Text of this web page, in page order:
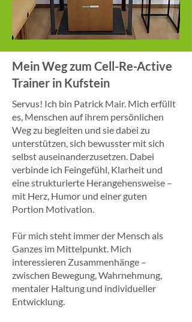
Mein Weg zum Cell-Re-Active
Trainer in Kufstein
Servus! Ich bin Patrick Mair. Mich erfüllt
es, Menschen auf ihrem persönlichen
Weg zu begleiten und sie dabei zu
unterstützen, sich bewusster mit sich
selbst auseinanderzusetzen. Dabei
verbinde ich Feingefühl, Klarheit und
eine strukturierte Herangehensweise –
mit Herz, Humor und einer guten
Portion Motivation.
Für mich steht immer der Mensch als
Ganzes im Mittelpunkt. Mich
interessieren Zusammenhänge –
zwischen Bewegung, Wahrnehmung,
mentaler Haltung und individueller
Entwicklung.